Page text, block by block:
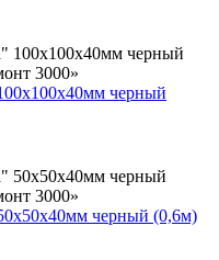
черный
черный (0,6м)